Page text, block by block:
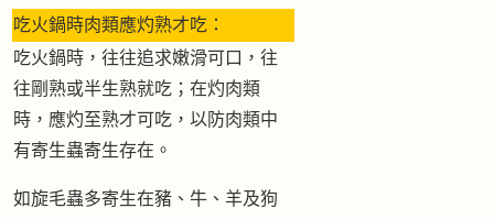
吃火鍋時肉類應灼熟才吃：
吃火鍋時，往往追求嫩滑可口，往
往剛熟或半生熟就吃；在灼肉類
時，應灼至熟才可吃，以防肉類中
有寄生蟲寄生存在。
如旋毛蟲多寄生在豬、牛、羊及狗